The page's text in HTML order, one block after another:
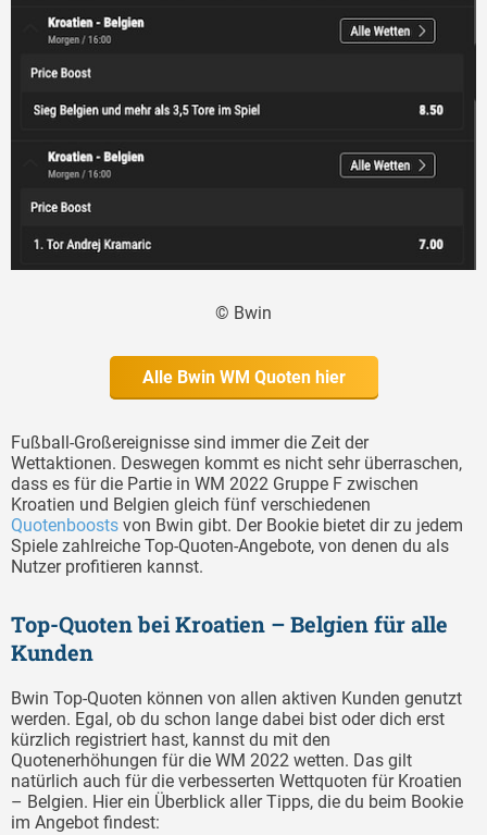
© Bwin
Alle Bwin WM Quoten hier
Fußball-Großereignisse sind immer die Zeit der
Wettaktionen. Deswegen kommt es nicht sehr überraschen,
dass es für die Partie in WM 2022 Gruppe F zwischen
Kroatien und Belgien gleich fünf verschiedenen
Quotenboosts von Bwin gibt. Der Bookie bietet dir zu jedem
Spiele zahlreiche Top-Quoten-Angebote, von denen du als
Nutzer profitieren kannst.
Top-Quoten bei Kroatien – Belgien für alle
Kunden
Bwin Top-Quoten können von allen aktiven Kunden genutzt
werden. Egal, ob du schon lange dabei bist oder dich erst
kürzlich registriert hast, kannst du mit den
Quotenerhöhungen für die WM 2022 wetten. Das gilt
natürlich auch für die verbesserten Wettquoten für Kroatien
– Belgien. Hier ein Überblick aller Tipps, die du beim Bookie
im Angebot findest: